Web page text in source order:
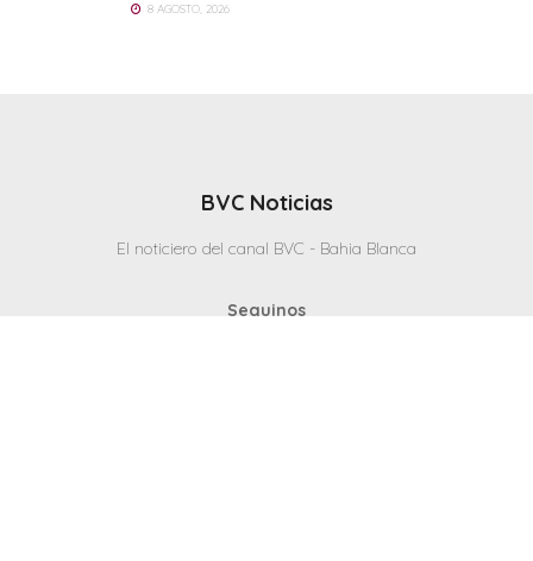
8 AGOSTO, 2026
BVC Noticias
El noticiero del canal BVC - Bahia Blanca
Seguinos